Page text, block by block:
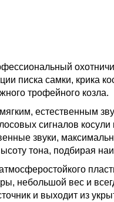
писка самки, крика
трофейного козла.
естественным
сигналов
звуки,
тона, подбирая
небольшой вес и
и выходит из